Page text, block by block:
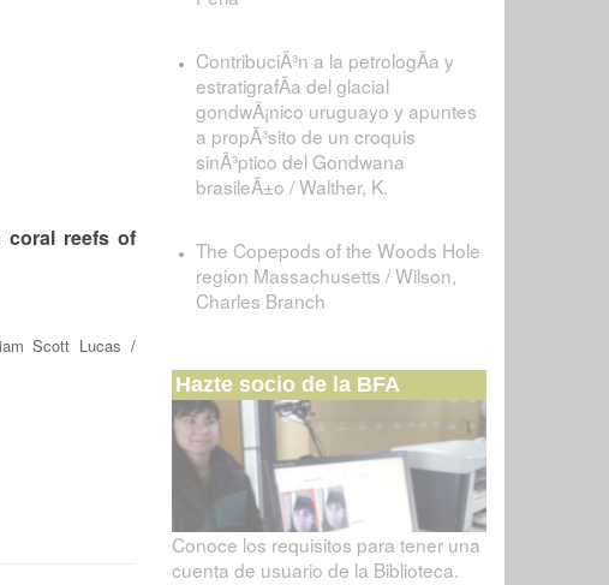
coral reefs of
Scott Lucas /
ContribuciÃ³n a la petrologÃ­a y
estratigrafÃ­a del glacial
gondwÃ¡nico uruguayo y apuntes
a propÃ³sito de un croquis
sinÃ³ptico del Gondwana
brasileÃ±o / Walther, K.
The Copepods of the Woods Hole
region Massachusetts / Wilson,
Charles Branch
Hazte socio de la BFA
Conoce los requisitos para tener una
cuenta de usuario de la Biblioteca.